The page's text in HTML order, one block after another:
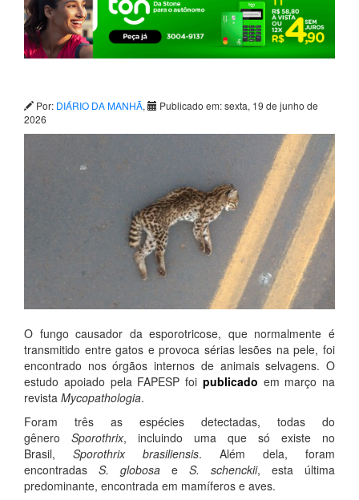
Por: DIÁRIO DA MANHÃ,
Publicado em: sexta, 19 de junho de
2026
O fungo causador da esporotricose, que normalmente é
transmitido entre gatos e provoca sérias lesões na pele, foi
encontrado nos órgãos internos de animais selvagens. O
estudo apoiado pela FAPESP foi publicado em março na
revista Mycopathologia.
Foram três as espécies detectadas, todas do
gênero Sporothrix, incluindo uma que só existe no
Brasil, Sporothrix brasiliensis. Além dela, foram
encontradas S. globosa e S. schenckii, esta última
predominante, encontrada em mamíferos e aves.